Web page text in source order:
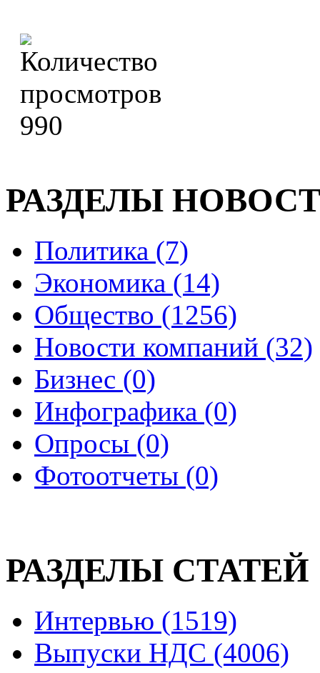
990
РАЗДЕЛЫ
Политика (7)
Экономика (14)
Общество (1256)
Новости компаний (32)
Бизнес (0)
Инфографика (0)
Опросы (0)
Фотоотчеты (0)
РАЗДЕЛЫ СТАТЕЙ
Интервью (1519)
Выпуски НДС (4006)